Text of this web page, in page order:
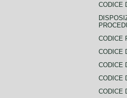
CODICE
CODICE
CODICE
CODICE
CODICE
CODICE